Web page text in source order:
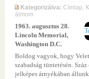
Kategorizálva: Címlap,
álmom
1963. augusztus 28.
Lincoln Memorial,
Washington D.C.
Boldog vagyok, hogy
szabadság tüntetésén.
jelképes árnyékában